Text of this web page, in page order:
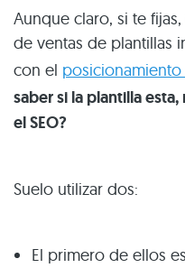
Aunque claro, si te
de ventas de plantillas
con el
saber si la plantilla
el SEO?
Suelo utilizar dos:
El primero de ellos